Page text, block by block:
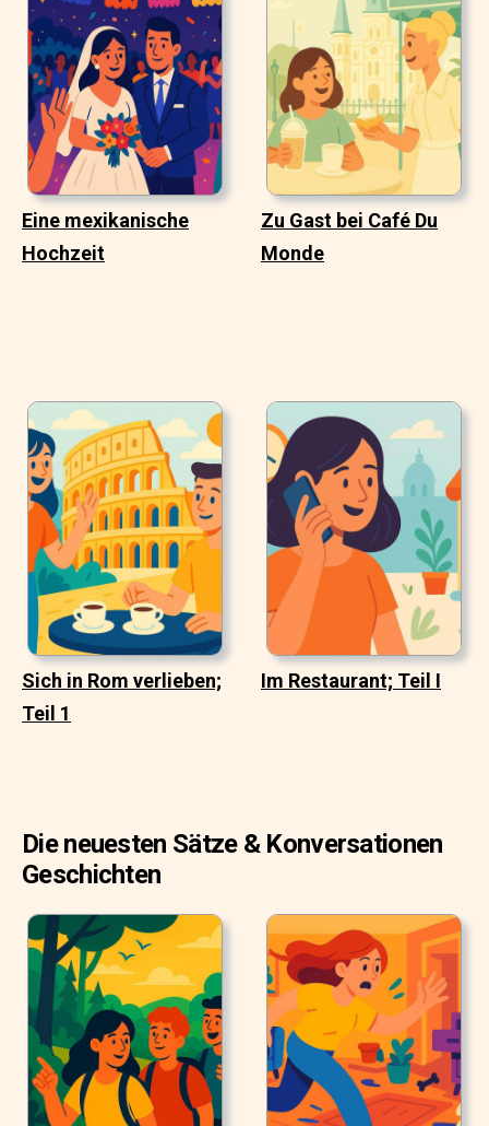
Eine mexikanische
Hochzeit
Zu Gast bei Café Du
Monde
Sich in Rom verlieben;
Teil 1
Im Restaurant; Teil I
Die neuesten Sätze & Konversationen
Geschichten